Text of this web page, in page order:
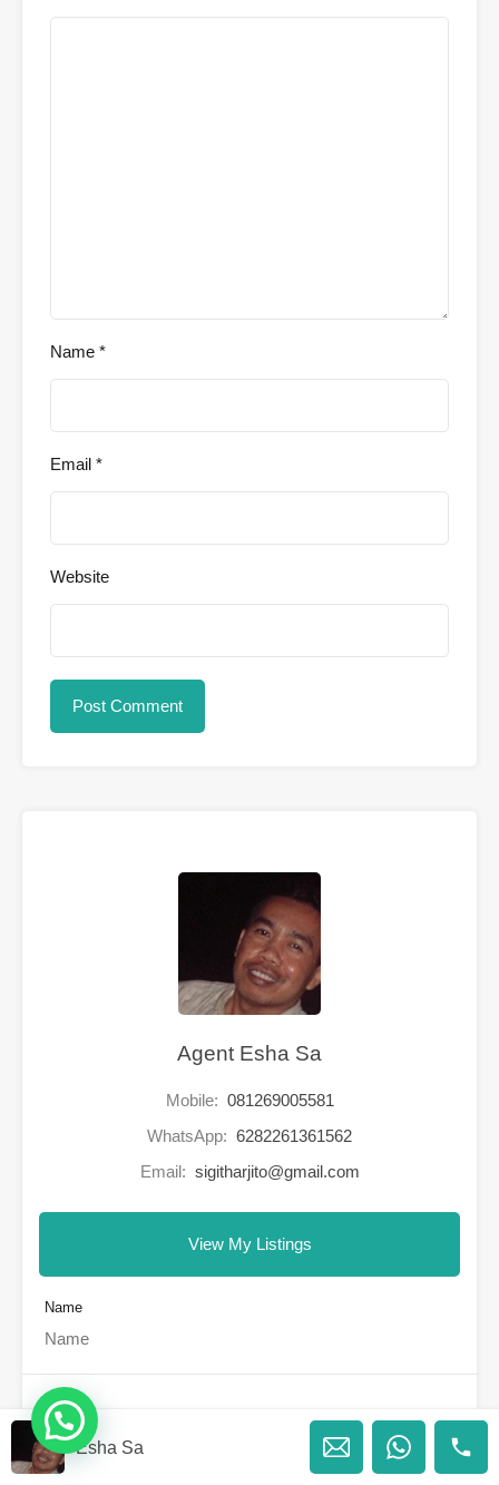
Name *
Email *
Website
Agent Esha Sa
Mobile: 081269005581
WhatsApp: 6282261361562
Email: sigitharjito@gmail.com
View My Listings
Name
Email
Esha Sa